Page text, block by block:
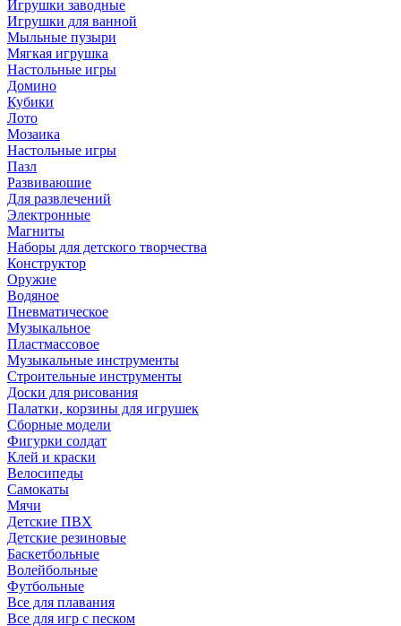
Игрушки заводные
Игрушки для ванной
Мыльные пузыри
Мягкая игрушка
Настольные игры
Домино
Кубики
Лото
Мозаика
Настольные игры
Пазл
Развиваюшие
Для развлечений
Электронные
Магниты
Наборы для детского творчества
Конструктор
Оружие
Водяное
Пневматическое
Музыкальное
Пластмассовое
Музыкальные инструменты
Строительные инструменты
Доски для рисования
Палатки, корзины для игрушек
Сборные модели
Фигурки солдат
Клей и краски
Велосипеды
Самокаты
Мячи
Детские ПВХ
Детские резиновые
Баскетбольные
Волейбольные
Футбольные
Все для плавания
Все для игр с песком